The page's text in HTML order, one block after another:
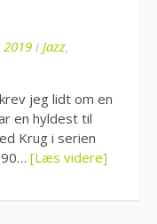
2019 i Jazz,
jeg lidt om en
en hyldest til
Krug i serien
[Læs videre]